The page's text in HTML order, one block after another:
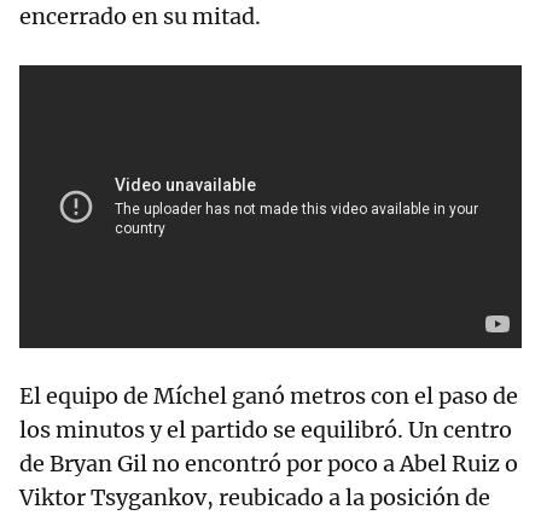
encerrado en su mitad.
El equipo de Míchel ganó metros con el paso de
los minutos y el partido se equilibró. Un centro
de Bryan Gil no encontró por poco a Abel Ruiz o
Viktor Tsygankov, reubicado a la posición de